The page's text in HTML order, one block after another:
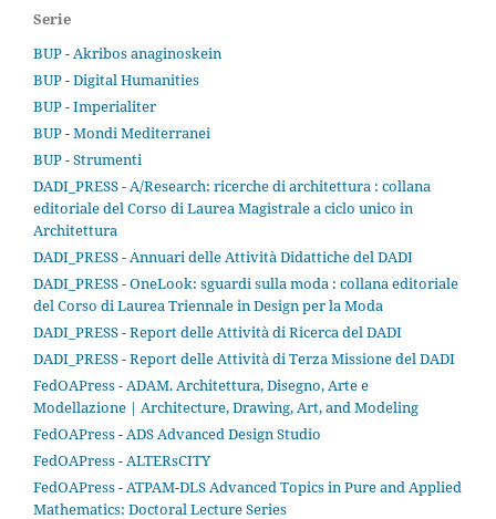
Serie
BUP - Akribos anaginoskein
BUP - Digital Humanities
BUP - Imperialiter
BUP - Mondi Mediterranei
BUP - Strumenti
DADI_PRESS - A/Research: ricerche di architettura : collana
editoriale del Corso di Laurea Magistrale a ciclo unico in
Architettura
DADI_PRESS - Annuari delle Attività Didattiche del DADI
DADI_PRESS - OneLook: sguardi sulla moda : collana editoriale
del Corso di Laurea Triennale in Design per la Moda
DADI_PRESS - Report delle Attività di Ricerca del DADI
DADI_PRESS - Report delle Attività di Terza Missione del DADI
FedOAPress - ADAM. Architettura, Disegno, Arte e
Modellazione | Architecture, Drawing, Art, and Modeling
FedOAPress - ADS Advanced Design Studio
FedOAPress - ALTERsCITY
FedOAPress - ATPAM-DLS Advanced Topics in Pure and Applied
Mathematics: Doctoral Lecture Series